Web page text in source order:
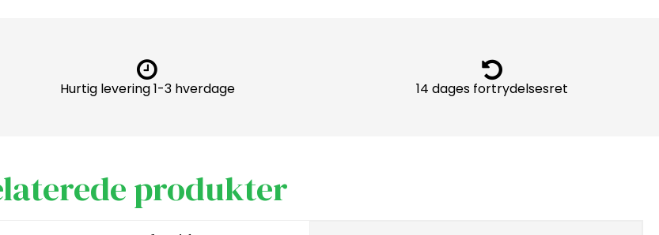
Hurtig levering 1-3 hverdage 14 dages fortrydelsesret
produkter